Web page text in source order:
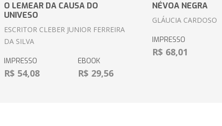
O LEMEAR DA CAUSA DO
UNIVESO
ESCRITOR CLEBER JUNIOR FERREIRA
DA SILVA
IMPRESSO
R$ 54,08
EBOOK
R$ 29,56
NÉVOA NEGRA
GLÁUCIA CARDOSO
IMPRESSO
R$ 68,01